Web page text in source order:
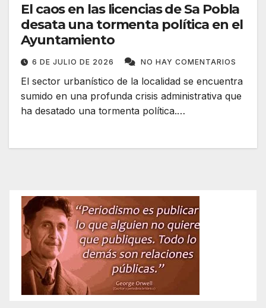
El caos en las licencias de Sa Pobla
desata una tormenta política en el
Ayuntamiento
6 DE JULIO DE 2026 NO HAY COMENTARIOS
El sector urbanístico de la localidad se encuentra
sumido en una profunda crisis administrativa que
ha desatado una tormenta política.…